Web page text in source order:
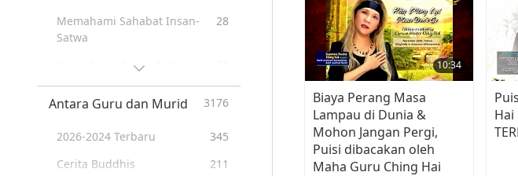
Perayaan Hari Libur yang
penuh Sukacita
162
Memahami Sahabat Insan-
Satwa
28
Kecerdasan Insan-Satwa
Menakjubkan
Antara Guru dan Murid 3176
2026-2024 Terbaru
345
Cerita Buddhis
211
10:34
Biaya Perang Masa
Lampau di Dunia &
Mohon Jangan Pergi,
Puisi dibacakan oleh
Maha Guru Ching Hai
Hai